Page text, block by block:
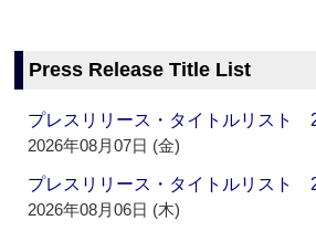
Press Release Title List
プレスリリース・タイトルリスト
2026年08月07日 (金)
プレスリリース・タイトルリスト
2026年08月06日 (木)